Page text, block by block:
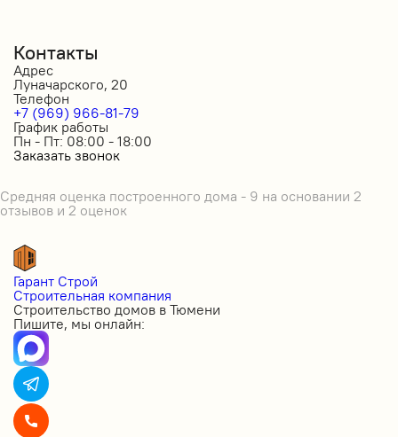
Контакты
Адрес
Луначарского, 20
Телефон
+7 (969) 966-81-79
График работы
Пн - Пт: 08:00 - 18:00
Заказать звонок
Средняя оценка построенного дома - 9 на основании 2
отзывов и 2 оценок
Гарант Строй
Строительная компания
Строительство домов в Тюмени
Пишите, мы онлайн: